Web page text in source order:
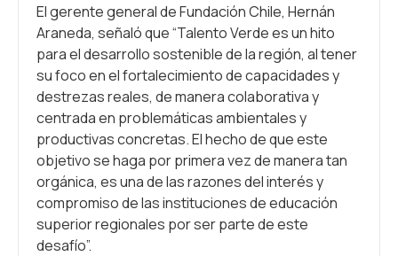
El gerente general de Fundación Chile, Hernán
Araneda, señaló que “Talento Verde es un hito
para el desarrollo sostenible de la región, al tener
su foco en el fortalecimiento de capacidades y
destrezas reales, de manera colaborativa y
centrada en problemáticas ambientales y
productivas concretas. El hecho de que este
objetivo se haga por primera vez de manera tan
orgánica, es una de las razones del interés y
compromiso de las instituciones de educación
superior regionales por ser parte de este
desafío”.